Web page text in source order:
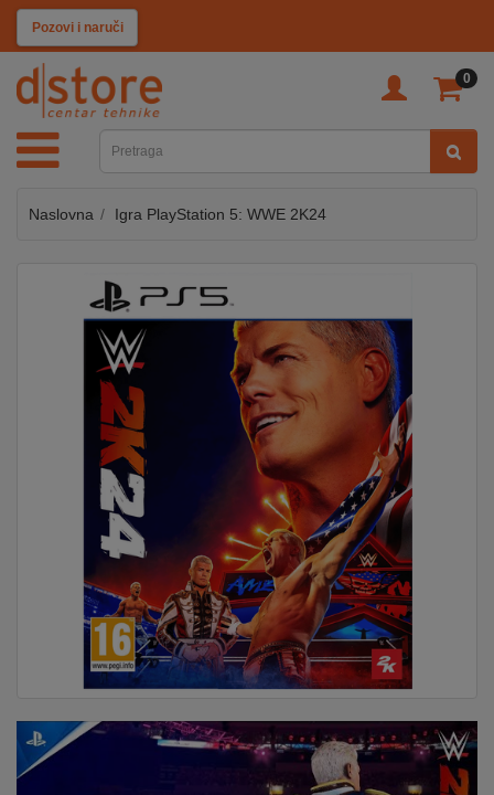
Pozovi i naruči
0
KATEGORIJE
TV
SAT
MOBILNI
ENERGIJA
KLIMATIZACIJA
Naslovna Igra PlayStation 5: WWE 2K24